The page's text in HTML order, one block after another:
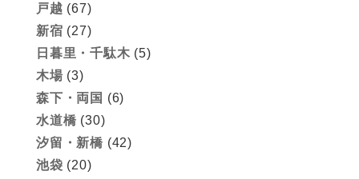
戸越 (67)
新宿 (27)
日暮里・千駄木 (5)
木場 (3)
森下・両国 (6)
水道橋 (30)
汐留・新橋 (42)
池袋 (20)